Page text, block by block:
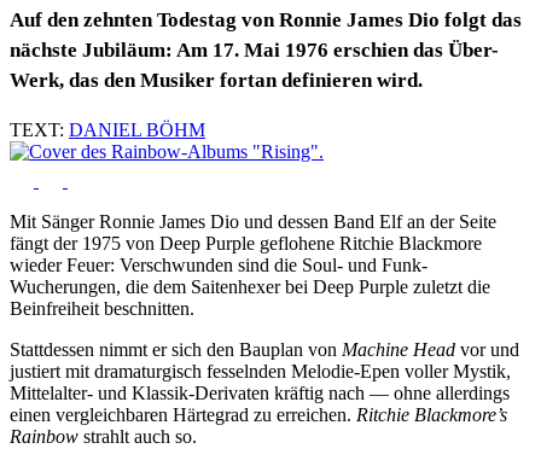
Auf den zehnten Todestag von Ronnie James Dio folgt das
nächste Jubiläum: Am 17. Mai 1976 erschien das Über-
Werk, das den Musiker fortan definieren wird.
TEXT: DANIEL BÖHM
Mit Sänger Ronnie James Dio und dessen Band Elf an der Seite
fängt der 1975 von Deep Purple geflohene Ritchie Blackmore
wieder Feuer: Verschwunden sind die Soul- und Funk-
Wucherungen, die dem Saitenhexer bei Deep Purple zuletzt die
Beinfreiheit beschnitten.
Stattdessen nimmt er sich den Bauplan von Machine Head vor und
justiert mit dramaturgisch fesselnden Melodie-Epen voller Mystik,
Mittelalter- und Klassik-Derivaten kräftig nach — ohne allerdings
einen vergleichbaren Härtegrad zu erreichen. Ritchie Blackmore’s
Rainbow strahlt auch so.